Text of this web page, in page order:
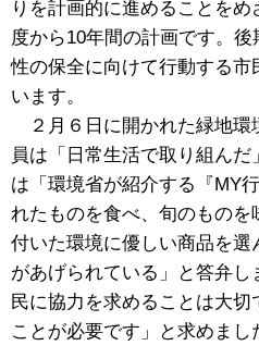
りを計画的に進めることを
度から10年間の計画です。
性の保全に向けて行動する
います。
２月６日に開かれた緑地環
員は「日常生活で取り組ん
は「環境省が紹介する『MY
れたものを食べ、旬のものを
付いた環境に優しい商品を選
があげられている」と答弁
民に協力を求めることは大
ことが必要です」と求めまし